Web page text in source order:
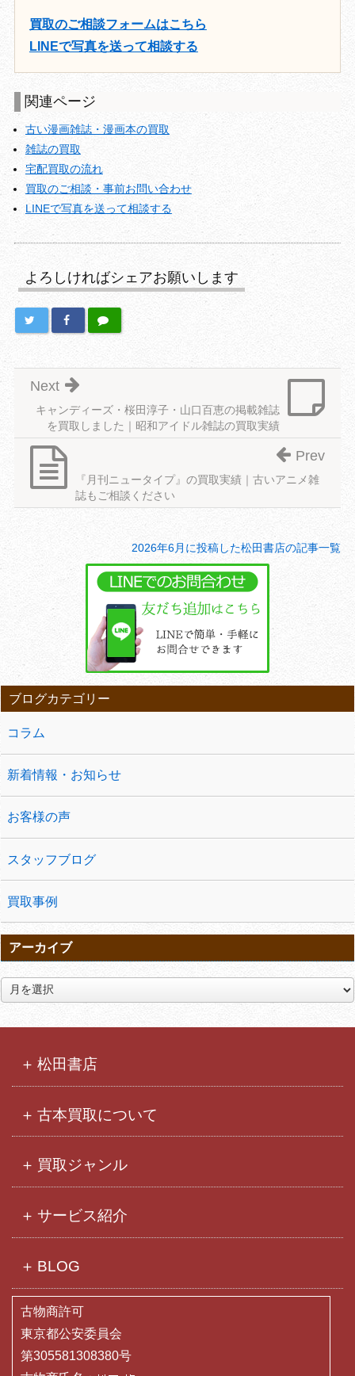
買取のご相談フォームはこちら
LINEで写真を送って相談する
関連ページ
古い漫画雑誌・漫画本の買取
雑誌の買取
宅配買取の流れ
買取のご相談・事前お問い合わせ
LINEで写真を送って相談する
よろしければシェアお願いします
キャンディーズ・桜田淳子・山口百恵の掲載雑誌
を買取しました｜昭和アイドル雑誌の買取実績
Next
『月刊ニュータイプ』の買取実績｜古いアニメ雑
誌もご相談ください
Prev
2026年6月に投稿した松田書店の記事一覧
ブログカテゴリー
コラム
新着情報・お知らせ
お客様の声
スタッフブログ
買取事例
アーカイブ
ア
ー
松田書店
古本買取について
買取ジャンル
サービス紹介
BLOG
古物商許可
東京都公安委員会
第305581308380号